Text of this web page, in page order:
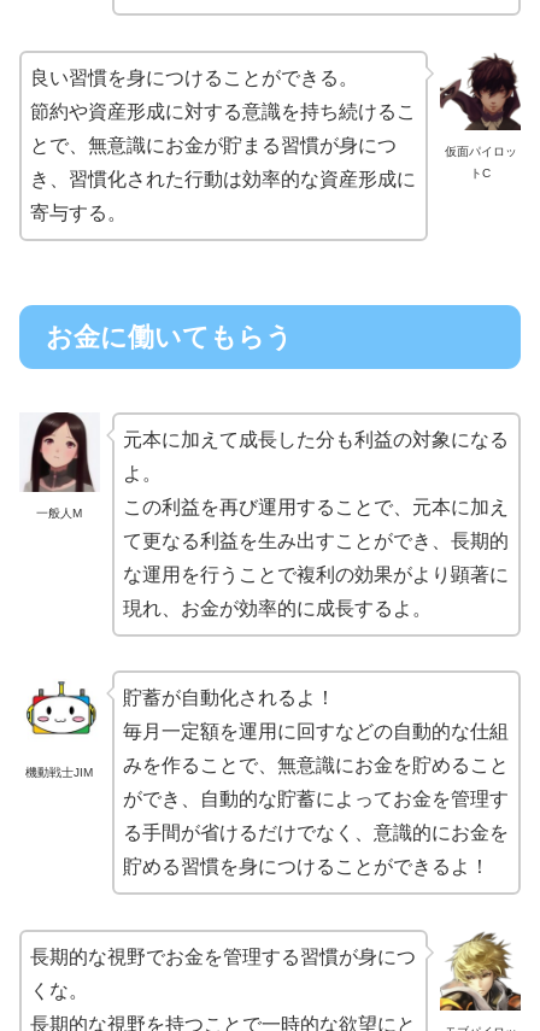
仮面パイロッ
トC
良い習慣を身につけることができる。
節約や資産形成に対する意識を持ち続けるこ
とで、無意識にお金が貯まる習慣が身につ
き、習慣化された行動は効率的な資産形成に
寄与する。
お金に働いてもらう
一般人M
元本に加えて成長した分も利益の対象になる
よ。
この利益を再び運用することで、元本に加え
て更なる利益を生み出すことができ、長期的
な運用を行うことで複利の効果がより顕著に
現れ、お金が効率的に成長するよ。
機動戦士JIM
貯蓄が自動化されるよ！
毎月一定額を運用に回すなどの自動的な仕組
みを作ることで、無意識にお金を貯めること
ができ、自動的な貯蓄によってお金を管理す
る手間が省けるだけでなく、意識的にお金を
貯める習慣を身につけることができるよ！
長期的な視野でお金を管理する習慣が身につ
くな。
長期的な視野を持つことで一時的な欲望にと